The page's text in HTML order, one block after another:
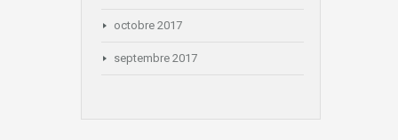
octobre 2017
septembre 2017